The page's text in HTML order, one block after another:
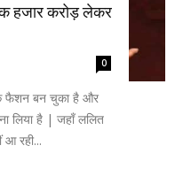
हजार करोड़ लेकर
0
फैशन बन चुका है और
लिया है | जहाँ ललित
आ रही...